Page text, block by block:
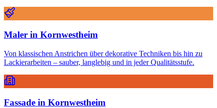
Maler in Kornwestheim
Von klassischen Anstrichen über dekorative Techniken bis hin zu
Lackierarbeiten – sauber, langlebig und in jeder Qualitätsstufe.
Fassade in Kornwestheim